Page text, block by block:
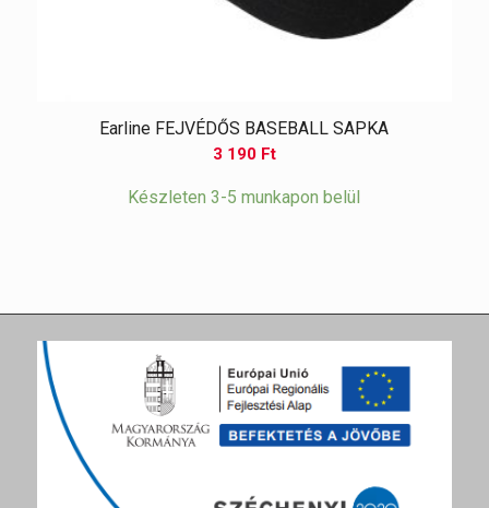
Earline FEJVÉDŐS BASEBALL SAPKA
3 190 Ft
Készleten 3-5 munkapon belül